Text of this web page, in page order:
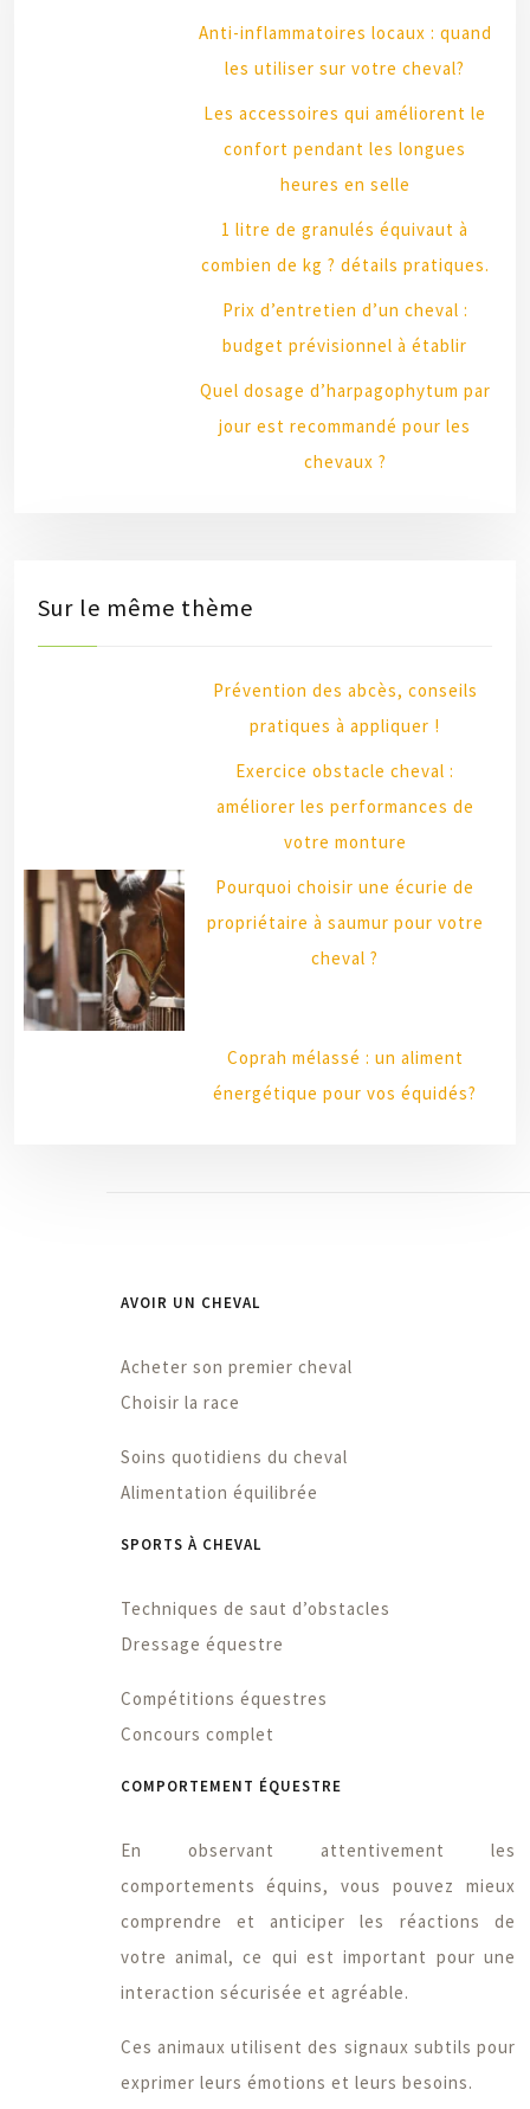
Anti-inflammatoires locaux : quand
les utiliser sur votre cheval?
Les accessoires qui améliorent le
confort pendant les longues
heures en selle
1 litre de granulés équivaut à
combien de kg ? détails pratiques.
Prix d’entretien d’un cheval :
budget prévisionnel à établir
Quel dosage d’harpagophytum par
jour est recommandé pour les
chevaux ?
Sur le même thème
Prévention des abcès, conseils
pratiques à appliquer !
Exercice obstacle cheval :
améliorer les performances de
votre monture
Pourquoi choisir une écurie de
propriétaire à saumur pour votre
cheval ?
Coprah mélassé : un aliment
énergétique pour vos équidés?
AVOIR UN CHEVAL
Acheter son premier cheval
Choisir la race
Soins quotidiens du cheval
Alimentation équilibrée
SPORTS À CHEVAL
Techniques de saut d’obstacles
Dressage équestre
Compétitions équestres
Concours complet
COMPORTEMENT ÉQUESTRE
En observant attentivement les
comportements équins, vous pouvez mieux
comprendre et anticiper les réactions de
votre animal, ce qui est important pour une
interaction sécurisée et agréable.
Ces animaux utilisent des signaux subtils pour
exprimer leurs émotions et leurs besoins.